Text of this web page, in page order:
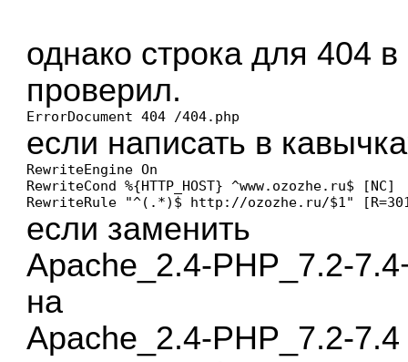
однако строка для 404
проверил.
ErrorDocument 404 /404.php
если написать в
RewriteEngine On
RewriteCond %{HTTP_HOST} ^www.ozozhe.ru$ [NC]
RewriteRule "^(.*)$ http://ozozhe.ru/$1"
если заменить
Apache_2.4-PHP_7.2-
на
Apache_2.4-PHP_7.2-7.4